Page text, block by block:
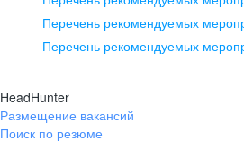
pr@ural.hh.ru
помещение 21
+7 383 207-94-64
Перечень рекомендуемых
Перечень рекомендуемых
HeadHunter
Размещение вакансий
Поиск по резюме